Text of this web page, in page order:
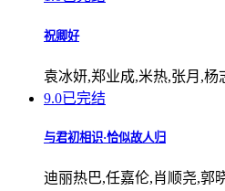
祝卿好
袁冰妍,郑业成,米热,张月,杨
9.0已完结
与君初相识·恰似故人归
迪丽热巴,任嘉伦,肖顺尧,郭